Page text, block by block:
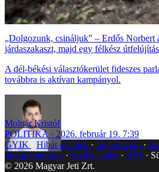
„Dolgozunk, csináljuk” – Erdős Norbert
járdaszakaszt, majd egy félkész
A dél-békési választókerület fideszes
továbbra is aktívan kampányol.
Molnár Kristóf
POLITIKA
2026. február 19. 7:39
GYIK
Hibát jelentek Impresszum
dokumentumok
Médiaajánlat RSS
© 2026 Magyar Jeti Zrt.